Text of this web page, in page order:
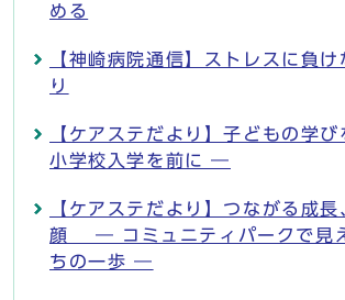
める
【神崎病院通信】ストレスに負け
り
【ケアステだより】子どもの学
小学校入学を前に ―
【ケアステだより】つながる成長
顔 ― コミュニティパークで見
ちの一歩 ―